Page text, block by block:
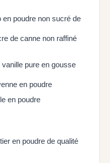
en poudre non sucré de
de canne non raffiné
pure en gousse
en poudre
en poudre
en poudre de qualité